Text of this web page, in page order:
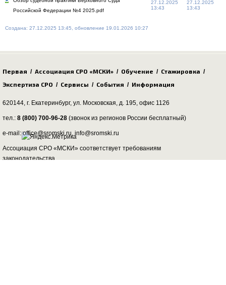
Российской Федерации №4 2025.pdf
27.12.2025
13:43
27.12.2025
13:43
Создана: 27.12.2025 13:45, обновление 19.01.2026 10:27
Первая / Ассоциация СРО «МСКИ» / Обучение / Стажировка /
Экспертиза СРО / Сервисы / События / Информация
620144, г. Екатеринбург, ул. Московская, д. 195, офис 1126
тел.: 8 (800) 700-96-28 (звонок из регионов России бесплатный)
e-mail: office@sromski.ru, info@sromski.ru
Ассоциация СРО «МСКИ» соответствует требованиям
законодательства